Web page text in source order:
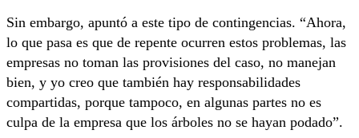
Sin embargo, apuntó a este tipo de contingencias. “Ahora,
lo que pasa es que de repente ocurren estos problemas, las
empresas no toman las provisiones del caso, no manejan
bien, y yo creo que también hay responsabilidades
compartidas, porque tampoco, en algunas partes no es
culpa de la empresa que los árboles no se hayan podado”.